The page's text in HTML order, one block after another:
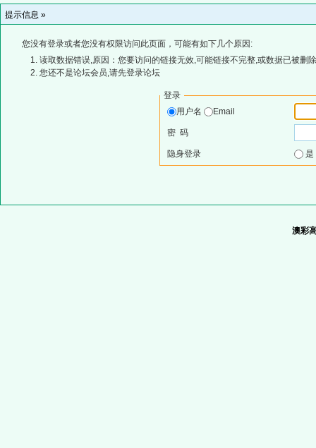
提示信息 »
您没有登录或者您没有权限访问此页面，可能有如下几个原因:
读取数据错误,原因：您要访问的链接无效,可能链接不完整,或数据已被删
您还不是论坛会员,请先登录论坛
登录
用户名
Email
密 码
隐身登录
澳彩